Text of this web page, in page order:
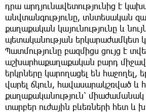
դրա արդյունավետությունից է
անվտանգությունը, տնտեսական
քաղաքական կայունությունը և
պետականության երկարաժամկետ
Պատմությունը բազմիցս ցույց է
աշխարհաքաղաքական բարդ
երկրները կարողացել են հաջողել,
վարել ճկուն, հավասարակշռված և
քաղաքականություն՝
տարբեր ուժային բևեռների հետ և